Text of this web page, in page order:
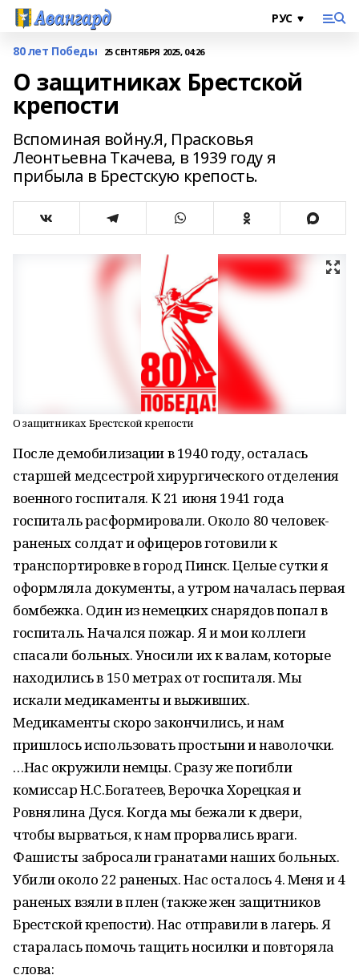
80 лет Победы 25 СЕНТЯБРЯ 2025, 04:26
О защитниках Брестской
крепости
Вспоминая войну.Я, Прасковья
Леонтьевна Ткачева, в 1939 году я
прибыла в Брестскую крепость.
О защитниках Брестской крепости
После демобилизации в 1940 году, осталась
старшей медсестрой хирургического отделения
военного госпиталя. К 21 июня 1941 года
госпиталь расформировали. Около 80 человек-
раненых солдат и офицеров готовили к
транспортировке в город Пинск. Целые сутки я
оформляла документы, а утром началась первая
бомбежка. Один из немецких снарядов попал в
госпиталь. Начался пожар. Я и мои коллеги
спасали больных. Уносили их к валам, которые
находились в 150 метрах от госпиталя. Мы
искали медикаменты и выживших.
Медикаменты скоро закончились, и нам
пришлось использовать простыни и наволочки.
…Нас окружили немцы. Сразу же погибли
комиссар Н.С.Богатеев, Верочка Хорецкая и
Ровнялина Дуся. Когда мы бежали к двери,
чтобы вырваться, к нам прорвались враги.
Фашисты забросали гранатами наших больных.
Убили около 22 раненых. Нас осталось 4. Меня и 4
раненых взяли в плен (также жен защитников
Брестской крепости). Нас отправили в лагерь. Я
старалась помочь тащить носилки и повторяла
слова: